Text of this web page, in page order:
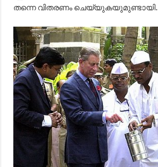
തന്നെ വിതരണം ചെയ്യുകയുമുണ്ടായി.